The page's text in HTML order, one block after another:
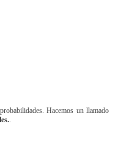
Hacemos un llamado